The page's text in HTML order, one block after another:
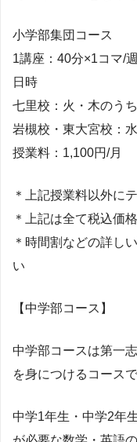
小学部集団コース
1講座：40分×1コマ/週
日時
七里校：火・木のう
岩槻校・東大宮校：
授業料：1,100円/月
＊上記授業料以外に
＊上記は全て税込価
＊時間割などの詳し
い
【中学部コース】
中学部コースは第一
を身につけるコースで
中学1年生・中学2年